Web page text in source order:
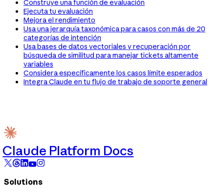
Construye una función de evaluación
Ejecuta tu evaluación
Mejora el rendimiento
Usa una jerarquía taxonómica para casos con más de 20
categorías de intención
Usa bases de datos vectoriales y recuperación por
búsqueda de similitud para manejar tickets altamente
variables
Considera específicamente los casos límite esperados
Integra Claude en tu flujo de trabajo de soporte general
Claude Platform Docs
Solutions